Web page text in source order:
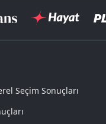
Seçim Sonuçları